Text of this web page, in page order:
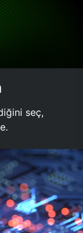
seç,